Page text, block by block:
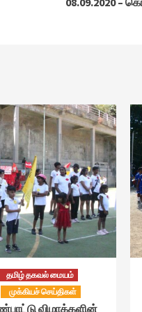
தமிழ் தகவல் மையம்
முக்கியச் செய்திகள்
விழாக்களின்